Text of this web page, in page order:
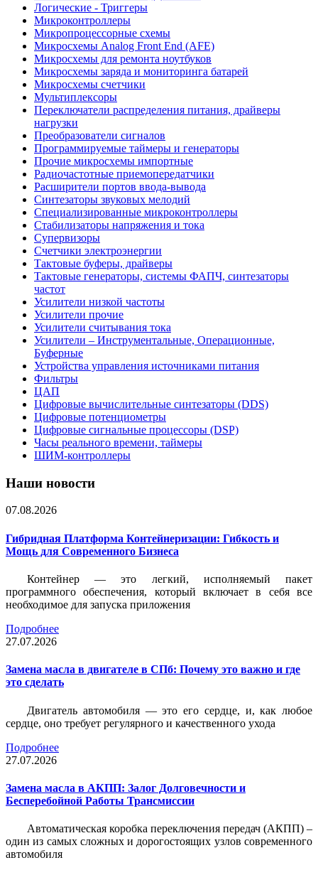
Логические - Триггеры
Микроконтроллеры
Микропроцессорные схемы
Микросхемы Analog Front End (AFE)
Микросхемы для ремонта ноутбуков
Микросхемы заряда и мониторинга батарей
Микросхемы счетчики
Мультиплексоры
Переключатели распределения питания, драйверы
нагрузки
Преобразователи сигналов
Программируемые таймеры и генераторы
Прочие микросхемы импортные
Радиочастотные приемопередатчики
Расширители портов ввода-вывода
Синтезаторы звуковых мелодий
Специализированные микроконтроллеры
Стабилизаторы напряжения и тока
Супервизоры
Счетчики электроэнергии
Тактовые буферы, драйверы
Тактовые генераторы, системы ФАПЧ, синтезаторы
частот
Усилители низкой частоты
Усилители прочие
Усилители считывания тока
Усилители – Инструментальные, Операционные,
Буферные
Устройства управления источниками питания
Фильтры
ЦАП
Цифровые вычислительные синтезаторы (DDS)
Цифровые потенциометры
Цифровые сигнальные процессоры (DSP)
Часы реального времени, таймеры
ШИМ-контроллеры
Наши новости
07.08.2026
Гибридная Платформа Контейнеризации: Гибкость и
Мощь для Современного Бизнеса
Контейнер — это легкий, исполняемый пакет
программного обеспечения, который включает в себя все
необходимое для запуска приложения
Подробнее
27.07.2026
Замена масла в двигателе в СПб: Почему это важно и где
это сделать
Двигатель автомобиля — это его сердце, и, как любое
сердце, оно требует регулярного и качественного ухода
Подробнее
27.07.2026
Замена масла в АКПП: Залог Долговечности и
Бесперебойной Работы Трансмиссии
Автоматическая коробка переключения передач (АКПП) –
один из самых сложных и дорогостоящих узлов современного
автомобиля